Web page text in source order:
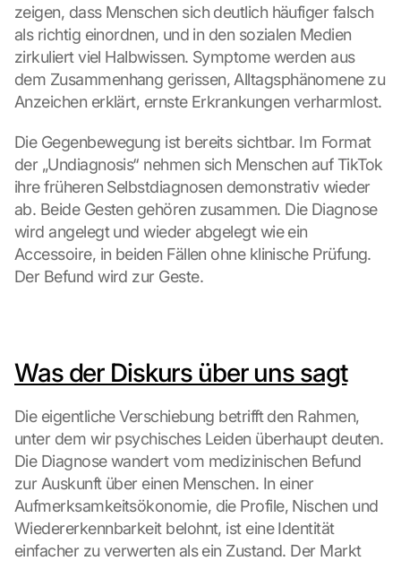
zeigen, dass Menschen sich deutlich häufiger falsch
als richtig einordnen, und in den sozialen Medien
zirkuliert viel Halbwissen. Symptome werden aus
dem Zusammenhang gerissen, Alltagsphänomene zu
Anzeichen erklärt, ernste Erkrankungen verharmlost.
Die Gegenbewegung ist bereits sichtbar. Im Format
der „Undiagnosis“ nehmen sich Menschen auf TikTok
ihre früheren Selbstdiagnosen demonstrativ wieder
ab. Beide Gesten gehören zusammen. Die Diagnose
wird angelegt und wieder abgelegt wie ein
Accessoire, in beiden Fällen ohne klinische Prüfung.
Der Befund wird zur Geste.
Was der Diskurs über uns sagt
Die eigentliche Verschiebung betrifft den Rahmen,
unter dem wir psychisches Leiden überhaupt deuten.
Die Diagnose wandert vom medizinischen Befund
zur Auskunft über einen Menschen. In einer
Aufmerksamkeitsökonomie, die Profile, Nischen und
Wiedererkennbarkeit belohnt, ist eine Identität
einfacher zu verwerten als ein Zustand. Der Markt
o
d
o
g
l
e
M